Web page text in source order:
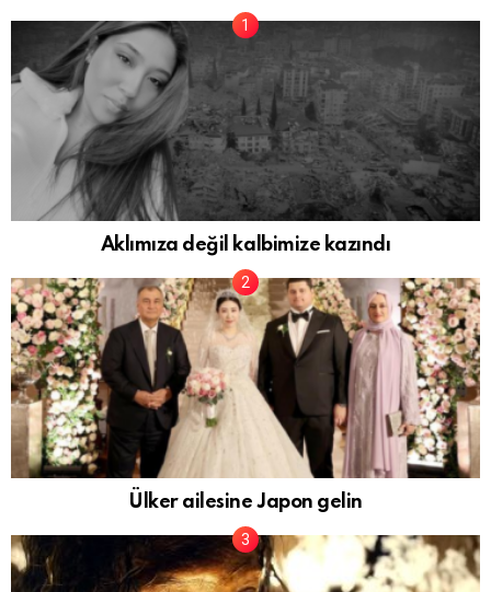
Aklımıza değil kalbimize kazındı
Ülker ailesine Japon gelin